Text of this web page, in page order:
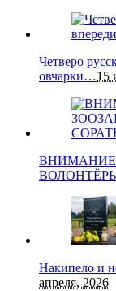
Четверо
овчарки…15
Накипело и
апреля, 2026